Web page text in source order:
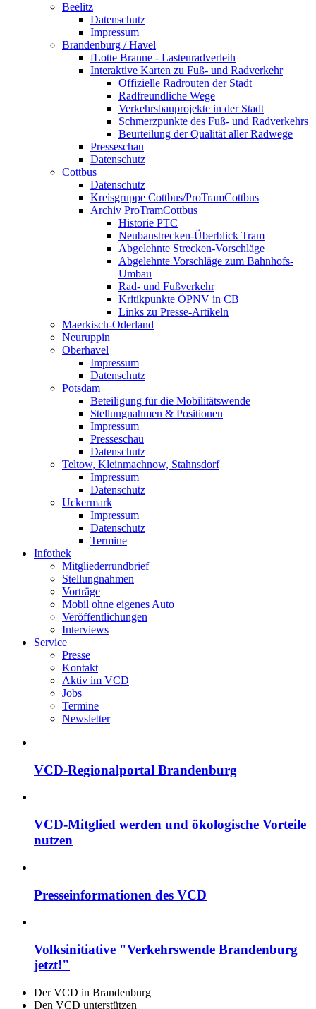
Beelitz
Datenschutz
Impressum
Brandenburg / Havel
fLotte Branne - Lastenradverleih
Interaktive Karten zu Fuß- und Radverkehr
Offizielle Radrouten der Stadt
Radfreundliche Wege
Verkehrsbauprojekte in der Stadt
Schmerzpunkte des Fuß- und Radverkehrs
Beurteilung der Qualität aller Radwege
Presseschau
Datenschutz
Cottbus
Datenschutz
Kreisgruppe Cottbus/ProTramCottbus
Archiv ProTramCottbus
Historie PTC
Neubaustrecken-Überblick Tram
Abgelehnte Strecken-Vorschläge
Abgelehnte Vorschläge zum Bahnhofs-
Umbau
Rad- und Fußverkehr
Kritikpunkte ÖPNV in CB
Links zu Presse-Artikeln
Maerkisch-Oderland
Neuruppin
Oberhavel
Impressum
Datenschutz
Potsdam
Beteiligung für die Mobilitätswende
Stellungnahmen & Positionen
Impressum
Presseschau
Datenschutz
Teltow, Kleinmachnow, Stahnsdorf
Impressum
Datenschutz
Uckermark
Impressum
Datenschutz
Termine
Infothek
Mitgliederrundbrief
Stellungnahmen
Vorträge
Mobil ohne eigenes Auto
Veröffentlichungen
Interviews
Service
Presse
Kontakt
Aktiv im VCD
Jobs
Termine
Newsletter
VCD-Regionalportal Brandenburg
VCD-Mitglied werden und ökologische Vorteile
nutzen
Presseinformationen des VCD
Volksinitiative "Verkehrswende Brandenburg
jetzt!"
Der VCD in Brandenburg
Den VCD unterstützen